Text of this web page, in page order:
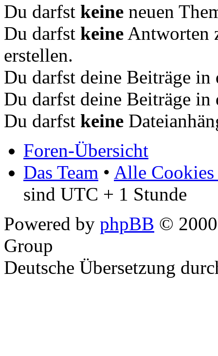
Du darfst keine neuen
Du darfst keine Antworten
erstellen.
Du darfst deine Beiträge
Du darfst deine Beiträge
Du darfst keine
Foren-Übersicht
Das Team • Alle Cookies
sind UTC + 1 Stunde
Powered by phpBB ©
Group
Deutsche Übersetzung